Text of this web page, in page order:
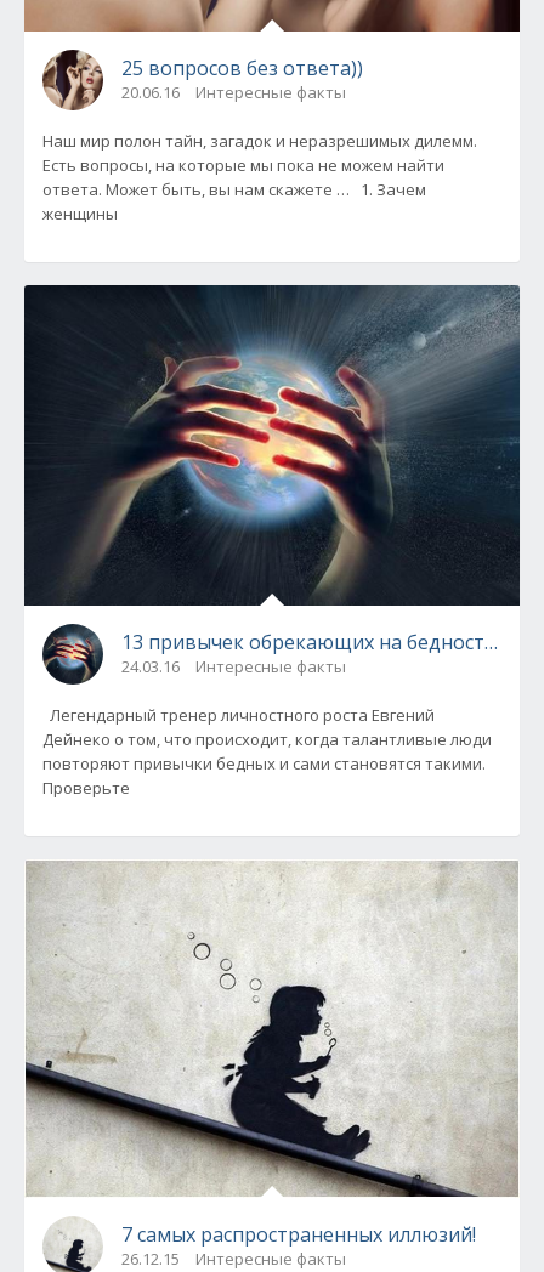
25 вопросов без ответа))
20.06.16 Интересные факты
Наш мир полон тайн, загадок и неразрешимых дилемм.
Есть вопросы, на которые мы пока не можем найти
ответа. Может быть, вы нам скажете … 1. Зачем
женщины
13 привычек обрекающих на бедность.
24.03.16 Интересные факты
Легендарный тренер личностного роста Евгений
Дейнеко о том, что происходит, когда талантливые люди
повторяют привычки бедных и сами становятся такими.
Проверьте
7 самых распространенных иллюзий!
26.12.15 Интересные факты